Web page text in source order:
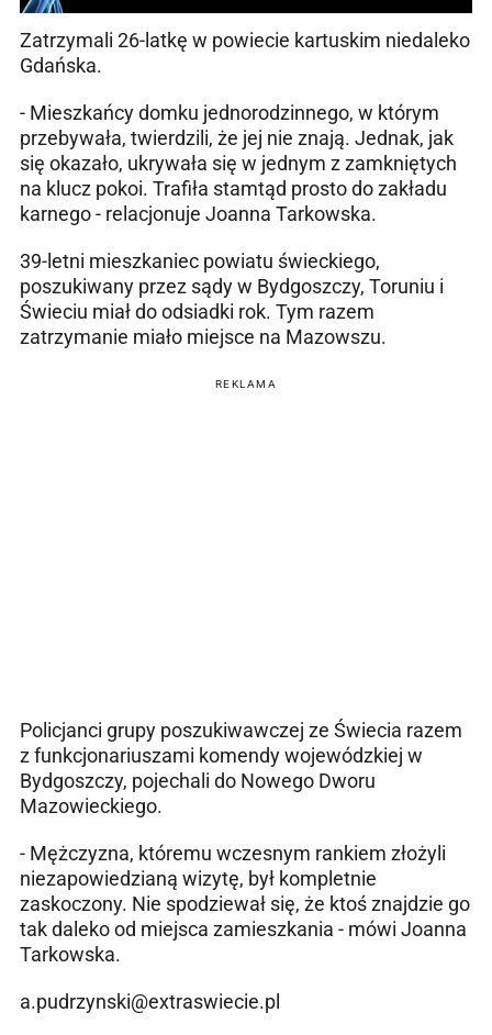
Zatrzymali 26-latkę w powiecie kartuskim niedaleko
Gdańska.
- Mieszkańcy domku jednorodzinnego, w którym
przebywała, twierdzili, że jej nie znają. Jednak, jak
się okazało, ukrywała się w jednym z zamkniętych
na klucz pokoi. Trafiła stamtąd prosto do zakładu
karnego - relacjonuje Joanna Tarkowska.
39-letni mieszkaniec powiatu świeckiego,
poszukiwany przez sądy w Bydgoszczy, Toruniu i
Świeciu miał do odsiadki rok. Tym razem
zatrzymanie miało miejsce na Mazowszu.
REKLAMA
Policjanci grupy poszukiwawczej ze Świecia razem
z funkcjonariuszami komendy wojewódzkiej w
Bydgoszczy, pojechali do Nowego Dworu
Mazowieckiego.
- Mężczyzna, któremu wczesnym rankiem złożyli
niezapowiedzianą wizytę, był kompletnie
zaskoczony. Nie spodziewał się, że ktoś znajdzie go
tak daleko od miejsca zamieszkania - mówi Joanna
Tarkowska.
a.pudrzynski@extraswiecie.pl